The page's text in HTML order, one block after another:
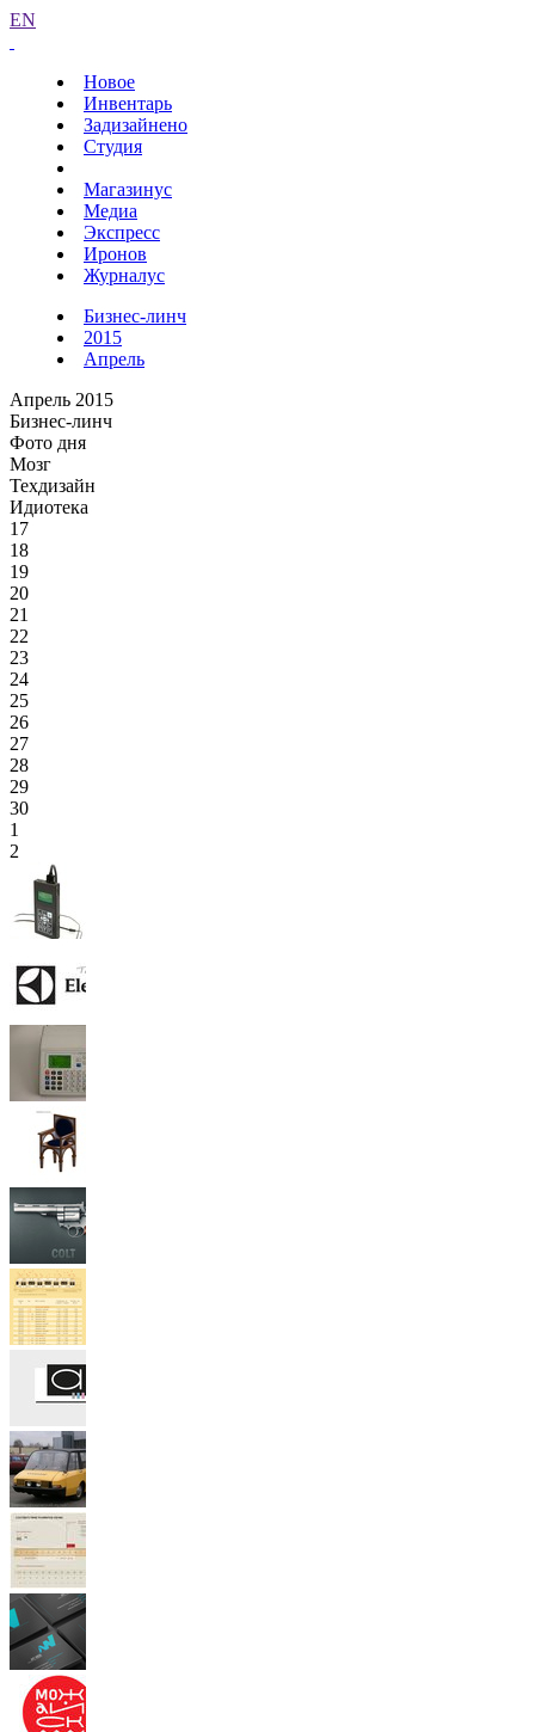
EN
Новое
Инвентарь
Задизайнено
Студия
Магазинус
Медиа
Экспресс
Иронов
Журналус
Бизнес-линч
2015
Апрель
Апрель 2015
Бизнес-линч
Фото дня
Мозг
Техдизайн
Идиотека
17
18
19
20
21
22
23
24
25
26
27
28
29
30
1
2